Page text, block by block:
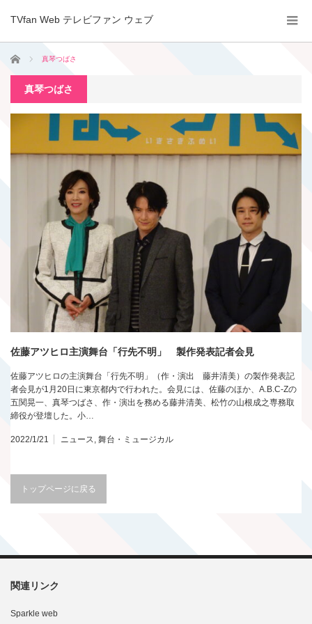
TVfan Web テレビファン ウェブ
ホーム 真琴つばさ
真琴つばさ
佐藤アツヒロ主演舞台「行先不明」 製作発表記者会見
佐藤アツヒロの主演舞台「行先不明」（作・演出 藤井清美）の製作発表記
者会見が1月20日に東京都内で行われた。会見には、佐藤のほか、A.B.C-Zの
五関晃一、真琴つばさ、作・演出を務める藤井清美、松竹の山根成之専務取
締役が登壇した。小…
2022/1/21 ニュース 舞台・ミュージカル
トップページに戻る
関連リンク
Sparkle web